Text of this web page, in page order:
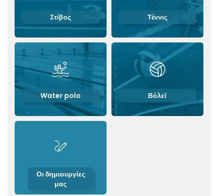
Τέννις
Στίβος
Βόλεϊ
Water polo
Οι δημιουργίες
μας